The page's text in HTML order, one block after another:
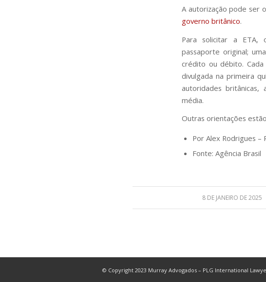
A autorização pode ser
governo britânico.
Para solicitar a ETA,
passaporte original;
crédito ou débito. Cada
divulgada na primeira
autoridades
média.
Outras orientações
Por Alex Rodrigues
Fonte: Agência Brasil
8 DE JANEIRO DE 2025
/
© Copyright 2023 Murray Advogados – PLG International